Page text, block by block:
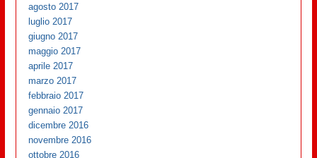
agosto 2017
luglio 2017
giugno 2017
maggio 2017
aprile 2017
marzo 2017
febbraio 2017
gennaio 2017
dicembre 2016
novembre 2016
ottobre 2016